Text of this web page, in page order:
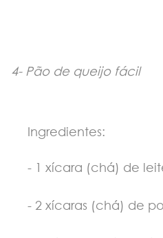
4- Pão de queijo fácil
Ingredientes:
- 1 xícara (chá) de
- 2 xícaras (chá) de